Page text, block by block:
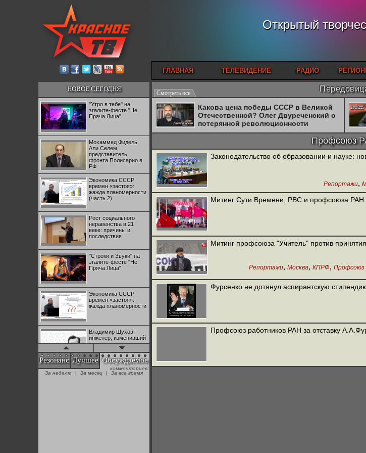
Открытый
ГЛАВНАЯ ТЕЛЕВИДЕНИЕ РАДИО
НОВОЕ СЕГОДНЯ
"Утро в тебе" на
эгалите-фесте "Не
Пряча Лица"
Мохаммед Фидель
Али Селем,
представитель
фронта Полисарио в
РФ
Экономика СССР
времен «застоя»:
жажда планомерности
(часть 2)
Рост социального
неравенства в 21
веке: причины и
последствия
"Строки и Звуки" на
эгалите-фесте "Не
Пряча Лица"
Экономика СССР
времен «застоя»:
жажда планомерности
Владимир Шухов:
инженер, изменивший
мир
"Аркадий Коц" на
эгалите-фесте "Не
Резонанс Лучшее Обсуждаемое
комментариев:
За неделю
| За месяц | За все время
Смотреть все
Какова цена победы СССР в Великой
Отечественной? Олег Двуреченский о
потерянной революционности
Профсоюз
Законодательство об образовании и науке:
Репортажи,
Митинг Сути Времени, РВС и профсоюза РАН
Митинг профсоюза "Учитель" против
Репортажи, Москва, КПРФ, Профсоюз
Фурсенко не дотянул аспирантскую
Профсоюз работников РАН за отставку